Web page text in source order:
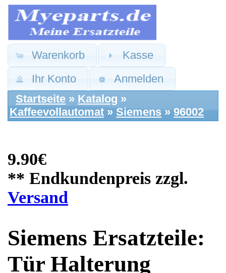
Warenkorb
Kasse
Ihr Konto
Anmelden
»
Kaffeevollautomat» Siemens»96002
9.90€
Siemens Ersatzteile:
Tür Halterung
Stange Halterung
Stift EQ.3 S300
CTES35A
Ti303503DE -2